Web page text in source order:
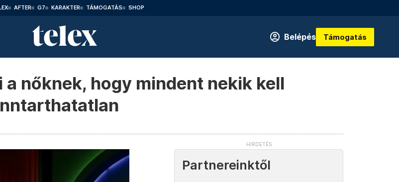
AFTER G7 KARAKTER TÁMOGATÁS SHOP
Belépés Támogatás
nőknek, hogy mindent nekik kell
Partnereinktől